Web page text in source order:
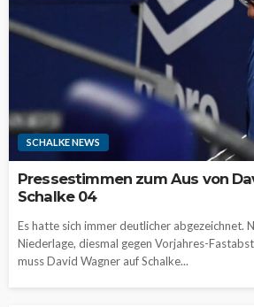
SCHALKE NEWS
Pressestimmen zum Aus von
Schalke 04
Es hatte sich immer deutlicher abgezeichnet.
Niederlage, diesmal gegen Vorjahres-
muss David Wagner auf Schalke...